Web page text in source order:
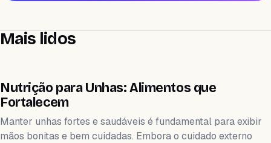
Mais lidos
WEIHEALTH
Nutrição para Unhas: Alimentos que
Fortalecem
Manter unhas fortes e saudáveis é fundamental para exibir
mãos bonitas e bem cuidadas. Embora o cuidado externo